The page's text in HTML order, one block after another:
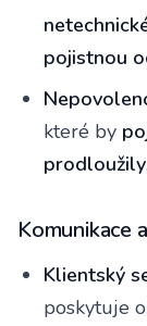
pojistnou
které by
prodloužily
Komunikace
Klientský
poskytuje